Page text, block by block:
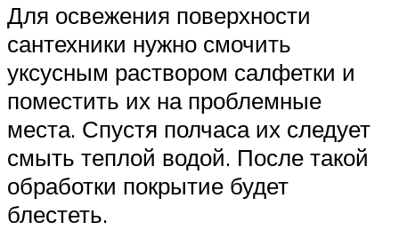
Для освежения поверхности
сантехники нужно смочить
уксусным раствором салфетки и
поместить их на проблемные
места. Спустя полчаса их следует
смыть теплой водой. После такой
обработки покрытие будет
блестеть.